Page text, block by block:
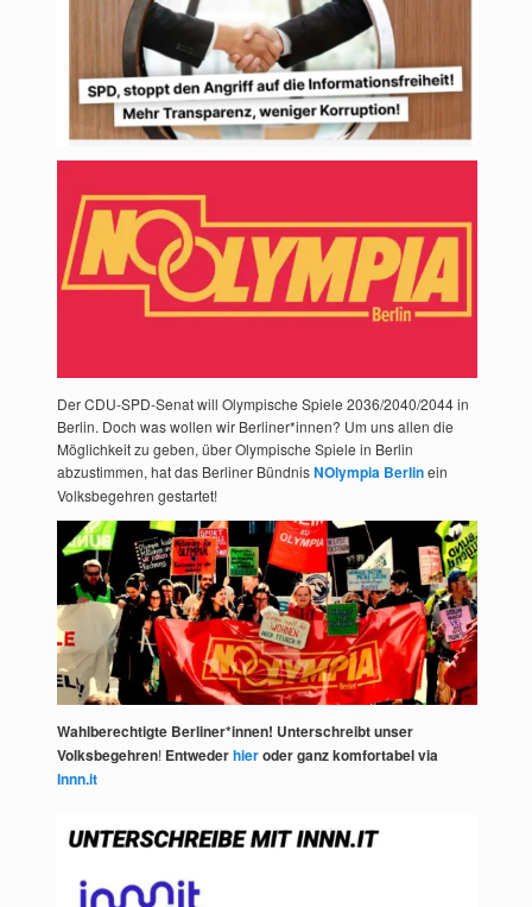
Der CDU-SPD-Senat will Olympische Spiele 2036/2040/2044 in
Berlin. Doch was wollen wir Berliner*innen? Um uns allen die
Möglichkeit zu geben, über Olympische Spiele in Berlin
abzustimmen, hat das Berliner BündnisNOlympia Berlinein
Volksbegehren gestartet!
Wahlberechtigte Berliner*innen! Unterschreibt unser
Volksbegehren! Entwederhieroder ganz komfortabel via
Innn.it